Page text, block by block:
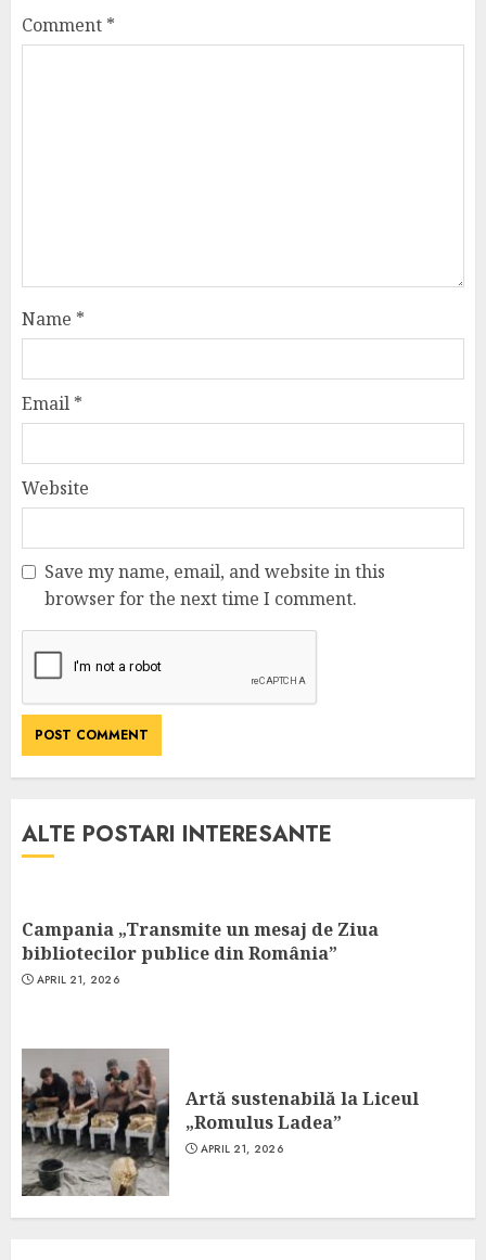
Comment *
Name *
Email *
Website
Save my name, email, and website in this
browser for the next time I comment.
ALTE POSTARI INTERESANTE
Campania „Transmite un mesaj de Ziua
bibliotecilor publice din România”
APRIL 21, 2026
Artă sustenabilă la Liceul
„Romulus Ladea”
APRIL 21, 2026